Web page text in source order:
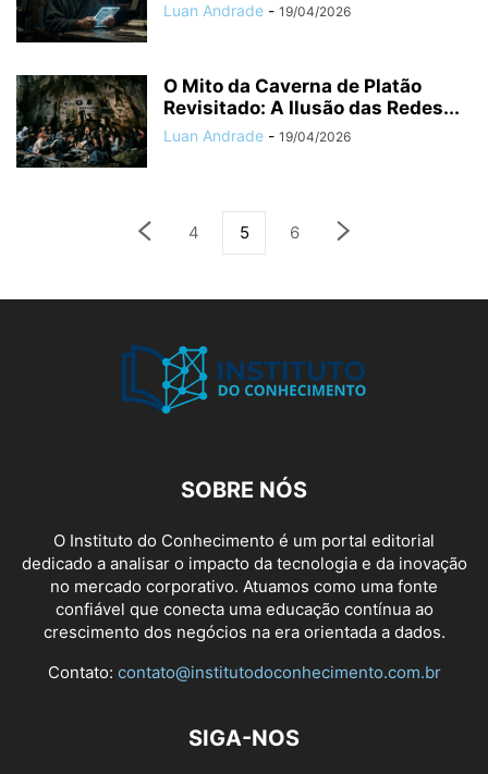
Luan Andrade - 19/04/2026
O Mito da Caverna de Platão
Revisitado: A Ilusão das Redes...
Luan Andrade - 19/04/2026
4 5 6
SOBRE NÓS
O Instituto do Conhecimento é um portal editorial
dedicado a analisar o impacto da tecnologia e da inovação
no mercado corporativo. Atuamos como uma fonte
confiável que conecta uma educação contínua ao
crescimento dos negócios na era orientada a dados.
Contato: contato@institutodoconhecimento.com.br
SIGA-NOS